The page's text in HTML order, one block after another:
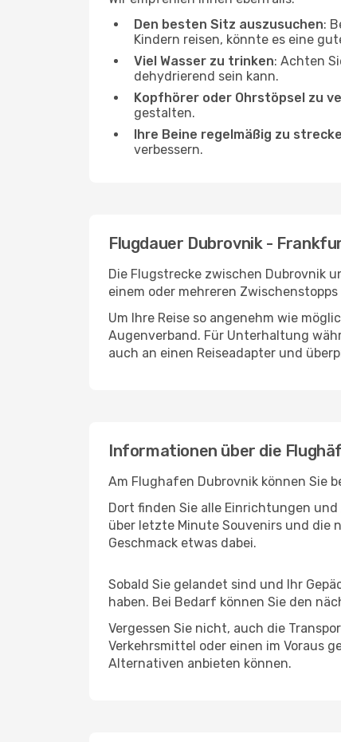
Den besten Sitz auszusuchen:
Kindern reisen, könnte es eine
Viel Wasser zu trinken: Achten
dehydrierend sein kann.
Kopfhörer oder Ohrstöpsel zu
gestalten.
Ihre Beine regelmäßig zu
verbessern.
Flugdauer Dubrovnik -
Die Flugstrecke zwischen Dubrovnik
einem oder mehreren
Um Ihre Reise so angenehm wie
Augenverband. Für Unterhaltung
auch an einen Reiseadapter und
Informationen über die
Am Flughafen Dubrovnik können Sie
Dort finden Sie alle Einrichtungen
über letzte Minute Souvenirs und die
Geschmack etwas dabei.
Sobald Sie gelandet sind und Ihr
haben. Bei Bedarf können Sie den
Vergessen Sie nicht, auch die
Verkehrsmittel oder einen im Voraus
Alternativen anbieten können.